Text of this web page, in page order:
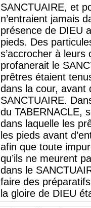
SANCTUAIRE, et
n’entraient jamais
présence de DIEU
pieds. Des
s’accrocher à
profanerait le
prêtres étaient
dans la cour, avant
SANCTUAIRE.
du TABERNACLE,
dans laquelle les
les pieds avant
afin que toute
qu’ils ne meurent
dans le
faire des
la gloire de DIEU